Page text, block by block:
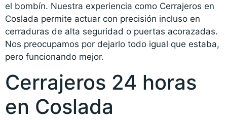
el bombín. Nuestra experiencia como Cerrajeros en
Coslada permite actuar con precisión incluso en
cerraduras de alta seguridad o puertas acorazadas.
Nos preocupamos por dejarlo todo igual que estaba,
pero funcionando mejor.
Cerrajeros 24 horas
en Coslada